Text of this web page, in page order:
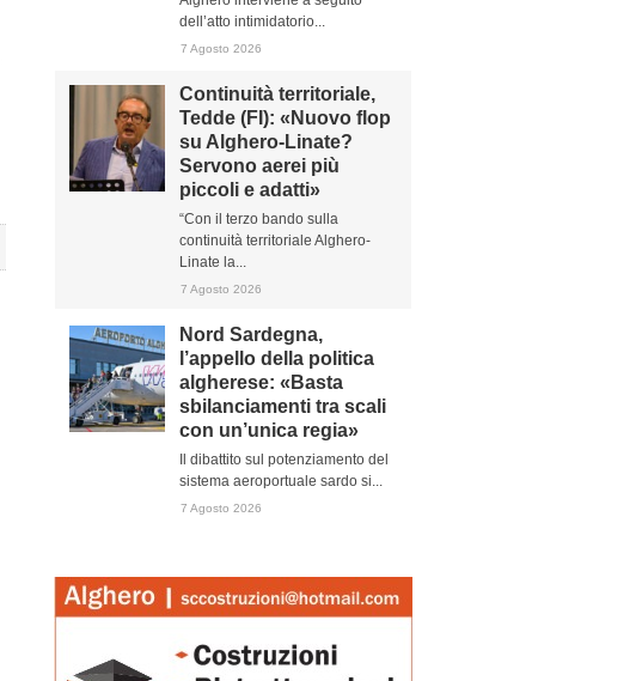
dell’atto intimidatorio...
7 Agosto 2026
Continuità territoriale,
Tedde (FI): «Nuovo flop
su Alghero-Linate?
Servono aerei più
piccoli e adatti»
“Con il terzo bando sulla
continuità territoriale Alghero-
Linate la...
7 Agosto 2026
Nord Sardegna,
l’appello della politica
algherese: «Basta
sbilanciamenti tra scali
con un’unica regia»
Il dibattito sul potenziamento del
sistema aeroportuale sardo si...
7 Agosto 2026